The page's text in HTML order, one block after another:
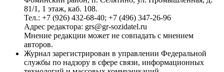
81/1, 1 этаж, каб. 108.
Тел.: +7 (926) 432-68-40; +7 (496) 347-26-96
Адрес редактора: grs@gr-sozidatel.ru
Мнение редакции может не совпадать с мнением
авторов.
Журнал зарегистрирован в управлении Федеральной
службы по надзору в сфере связи, информационных